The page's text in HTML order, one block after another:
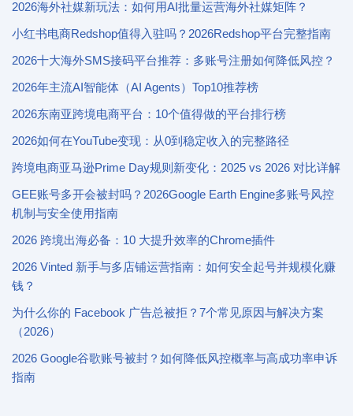
2026海外社媒新玩法：如何用AI批量运营海外社媒矩阵？
小红书电商Redshop值得入驻吗？2026Redshop平台完整指南
2026十大海外SMS接码平台推荐：多账号注册如何降低风控？
2026年主流AI智能体（AI Agents）Top10推荐榜
2026东南亚跨境电商平台：10个值得做的平台排行榜
2026如何在YouTube变现：从0到稳定收入的完整路径
跨境电商亚马逊Prime Day规则新变化：2025 vs 2026 对比详解
GEE账号多开会被封吗？2026Google Earth Engine多账号风控
机制与安全使用指南
2026 跨境出海必备：10 大提升效率的Chrome插件
2026 Vinted 新手与多店铺运营指南：如何安全起号并规模化赚
钱？
为什么你的 Facebook 广告总被拒？7个常见原因与解决方案
（2026）
2026 Google谷歌账号被封？如何降低风控概率与高成功率申诉
指南